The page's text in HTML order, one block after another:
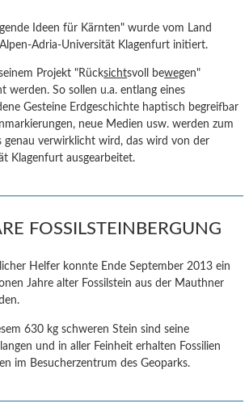
Ideen für Kärnten" wurde vom Land
Adria-Universität Klagenfurt initiert.
Projekt "Rücksichtsvoll bewegen"
werden. So sollen u.a. entlang eines
Gesteine Erdgeschichte haptisch begreifbar
neue Medien usw. werden zum
genau verwirklicht wird, das wird von der
Klagenfurt ausgearbeitet.
FOSSILSTEINBERGUNG
Helfer konnte Ende September 2013 ein
Jahre alter Fossilstein aus der Mauthner
630 kg schweren Stein sind seine
und in aller Feinheit erhalten Fossilien
im Besucherzentrum des Geoparks.